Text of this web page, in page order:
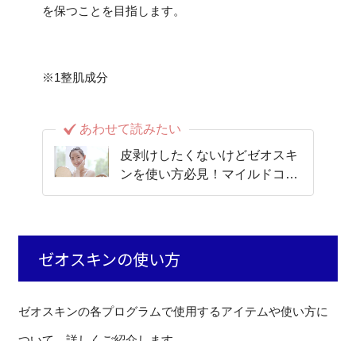
を保つことを目指します。
※1整肌成分
あわせて読みたい
皮剥けしたくないけどゼオスキ
ンを使い方必見！マイルドコー
スを詳しく解説
ゼオスキンの使い方
ゼオスキンの各プログラムで使用するアイテムや使い方に